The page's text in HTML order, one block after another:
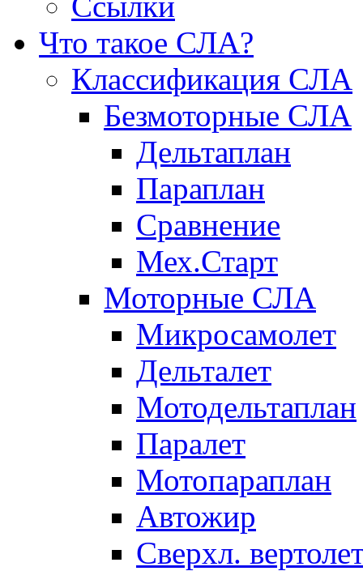
Что такое СЛА?
Классификация СЛА
Безмоторные СЛА
Дельтаплан
Параплан
Сравнение
Мех.Старт
Моторные СЛА
Микросамолет
Дельталет
Мотодельтаплан
Паралет
Мотопараплан
Автожир
Сверхл.